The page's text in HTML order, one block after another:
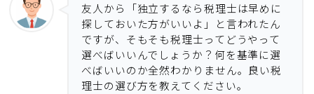
友人から「独立するなら税理士は早めに
探しておいた方がいいよ」と言われたん
ですが、そもそも税理士ってどうやって
選べばいいんでしょうか？何を基準に選
べばいいのか全然わかりません。良い税
理士の選び方を教えてください。